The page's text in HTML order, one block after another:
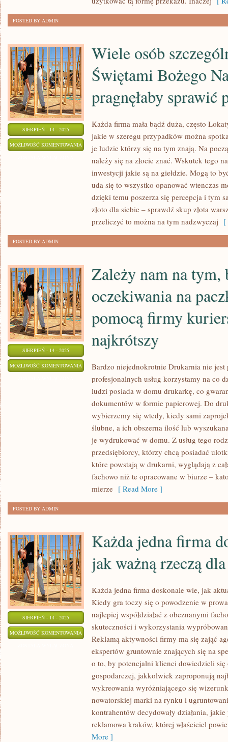
POSTED BY ADMIN
SIERPIEŃ - 14 - 2025
MOŻLIWOŚĆ KOMENTOWANIA
SZCZEGÓLNIE
ŚWIĘTAMI
BOŻEGO
NARODZENIA
SPRAWIĆ
Wiele osób
Świętami Bożego
pragnęłaby sprawić
Każda firma mała bądź duża, często
jakie w szeregu przypadków można
je ludzie którzy się na tym znają. Na
należy się na złocie znać. Wskutek tego
inwestycji jakie są na giełdzie. Mogą to
uda się to wszystko opanować wtenczas
dzięki temu poszerza się percepcja i tym
złoto dla siebie – sprawdź skup złota
przeliczyć to można na tym nadzwyczaj [
POSTED BY ADMIN
SIERPIEŃ - 14 - 2025
MOŻLIWOŚĆ KOMENTOWANIA ZALEŻY
NAM
TYM,
CZAS
OCZEKIWANIA
PACZKĘ
WYSŁANA
NAJKRÓTSZY
Zależy nam na tym,
oczekiwania na
pomocą firmy
najkrótszy
Bardzo niejednokrotnie Drukarnia nie
profesjonalnych usług korzystamy na co
ludzi posiada w domu drukarkę, co
dokumentów w formie papierowej. Do
wybierzemy się wtedy, kiedy sami
ślubne, a ich obszerna ilość lub
je wydrukować w domu. Z usług tego
przedsiębiorcy, którzy chcą posiadać
które powstają w drukarni, wyglądają z
fachowo niż te opracowane w biurze –
mierze [ Read More ]
POSTED BY ADMIN
SIERPIEŃ - 14 - 2025
MOŻLIWOŚĆ KOMENTOWANIA
WAŻNĄ
RZECZĄ
Każda jedna firma
jak ważną rzeczą
Każda jedna firma doskonale wie, jak
Kiedy gra toczy się o powodzenie w
najlepiej współdziałać z obeznanymi
skuteczności i wykorzystania
Reklamą aktywności firmy ma się zająć
ekspertów gruntownie znających się na
o to, by potencjalni klienci dowiedzieli
gospodarczej, jakkolwiek zaproponują
wykreowania wyróżniającego się
nowatorskiej marki na rynku i
kontrahentów decydowały działania, jakie
reklamowa kraków, której właściciel
More ]